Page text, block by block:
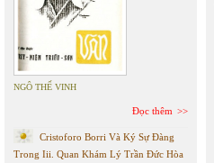
NGÔ THẾ VINH
Đọc thêm
Cristoforo Borri Và Ký Sự Đàng
Trong Iii. Quan Khám Lý Trần Đức Hòa